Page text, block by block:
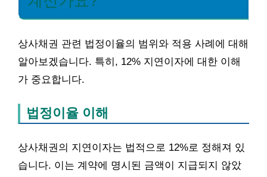
상사채권 관련 법정이율의 범위와 적용 사례에 대해
알아보겠습니다. 특히, 12% 지연이자에 대한 이해
가 중요합니다.
법정이율 이해
상사채권의 지연이자는 법적으로 12%로 정해져 있
습니다. 이는 계약에 명시된 금액이 지급되지 않았